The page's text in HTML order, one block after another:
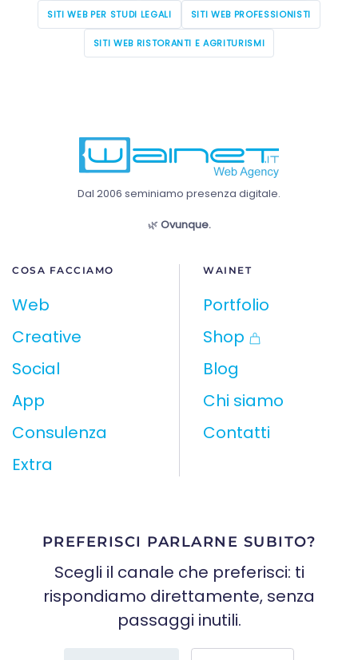
SITI WEB PER STUDI LEGALI SITI WEB PROFESSIONISTI
SITI WEB RISTORANTI E AGRITURISMI
Dal 2006 seminiamo presenza digitale.
🌿 Ovunque.
COSA FACCIAMO
Web
Creative
Social
App
Consulenza
Extra
WAINET
Portfolio
Shop
Blog
Chi siamo
Contatti
PREFERISCI PARLARNE SUBITO?
Scegli il canale che preferisci: ti
rispondiamo direttamente, senza
passaggi inutili.